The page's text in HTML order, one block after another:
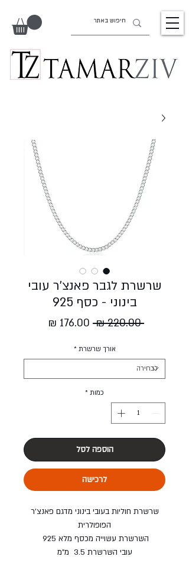
שרשרת לגבר פאנצ'ר עובי
בינוני - כסף 925
‏220.00 ‏₪
מחיר
אורך שרשרת *
כמות *
הוספה לסל
לרכישה
שרשרת חוליות בעובי בינוני מדגם פאנצ'ר
הפופולרית
השרשרת עשוייה מכסף מלא 925
עובי השרשרת 3.5 מ"מ